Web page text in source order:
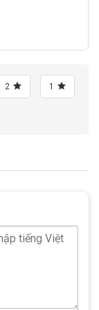
lái, giúp việc sử
cùng với các dây
và được thiết kế
2 1